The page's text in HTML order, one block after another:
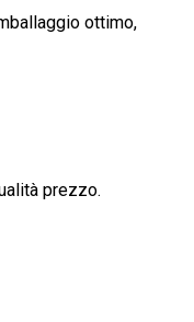
ottimo,
prezzo.